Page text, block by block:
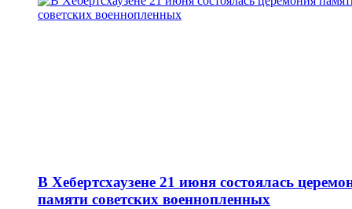
В Хебертсхаузене 21 июня состоялась
памяти советских военнопленных